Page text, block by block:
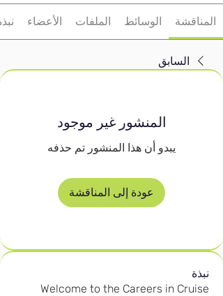
المناقشة الوسائط الملفات الأعضاء
السابق
المنشور غير موجود
يبدو أن هذا المنشور تم حذفه
عودة إلى المناقشة
نبذة
Welcome to the Careers in Cruise